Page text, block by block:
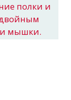
полки и
мышки.